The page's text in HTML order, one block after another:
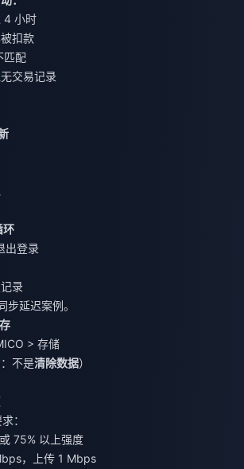
4 小时
扣款
匹配
交易记录
环
出登录
录
延迟案例。
> 存储
：不是清除数据）
：
75% 以上强度
，上传 1 Mbps